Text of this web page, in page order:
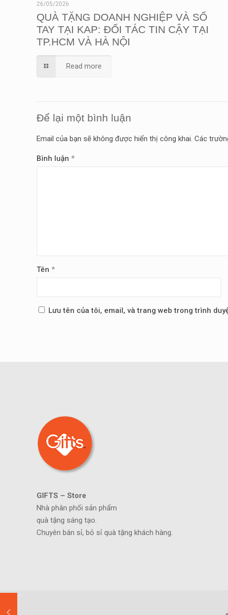
26/05/2026
QUÀ TẶNG DOANH NGHIỆP VÀ SỔ
TAY TẠI KAP: ĐỐI TÁC TIN CẬY TẠI
TP.HCM VÀ HÀ NỘI
Read more
Để lại một bình luận
Email của bạn sẽ không được hiển thị công khai. Các
Bình luận *
Tên *
Lưu tên của tôi, email, và trang web trong trình
GIFTS – Store
Nhà phân phối sản phẩm
quà tặng sáng tạo.
Chuyên bán sỉ, bỏ sỉ quà tặng khách hàng.